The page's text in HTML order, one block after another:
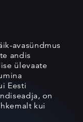
avasündmus
andis
ülevaate
Eesti
on
kui